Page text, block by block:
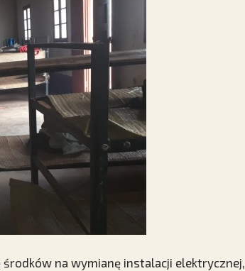
na wymianę instalacji elektrycznej,